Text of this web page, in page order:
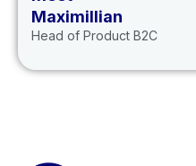
Maximillian
Head of Product B2C